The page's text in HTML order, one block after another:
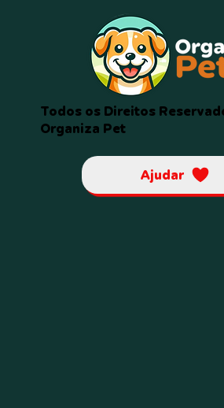
Todos os Direitos
Organiza Pet
Ajudar